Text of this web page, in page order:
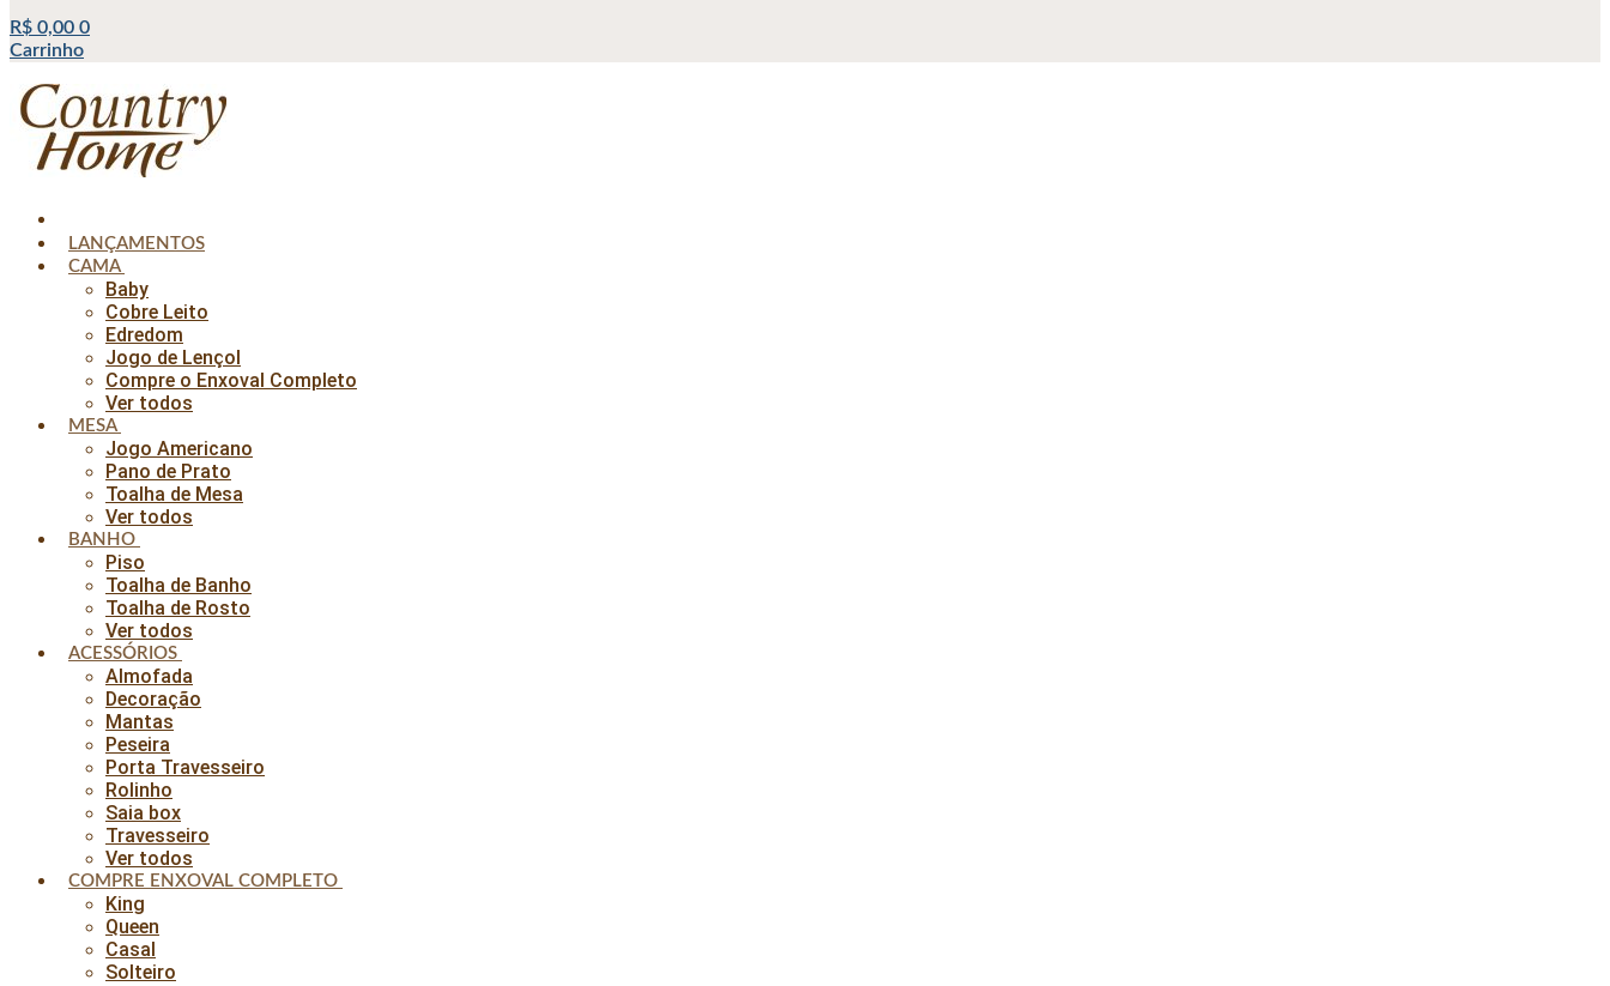
R$ 0,00 0
Carrinho
LANÇAMENTOS
CAMA
Baby
Cobre Leito
Edredom
Jogo de Lençol
Compre o Enxoval Completo
Ver todos
MESA
Jogo Americano
Pano de Prato
Toalha de Mesa
Ver todos
BANHO
Piso
Toalha de Banho
Toalha de Rosto
Ver todos
ACESSÓRIOS
Almofada
Decoração
Mantas
Peseira
Porta Travesseiro
Rolinho
Saia box
Travesseiro
Ver todos
COMPRE ENXOVAL COMPLETO
King
Queen
Casal
Solteiro